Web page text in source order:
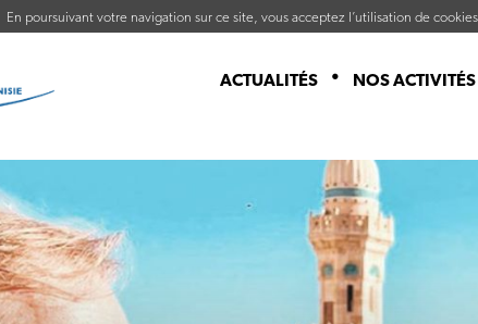
En poursuivant votre navigation sur ce site, vous acceptez l’utilisation de
ACTUALITÉS NOS ACTIVITÉS